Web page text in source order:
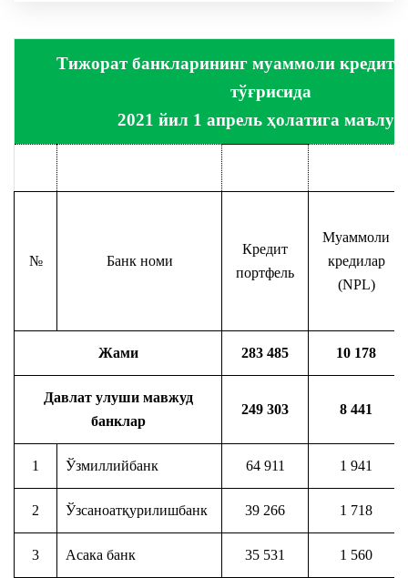
Тижорат банкларининг муаммоли
тўғрисида
2021 йил 1 апрель ҳолатига
№ Банк номи
Кредит
портфель
Муаммоли
кредилар
(NPL)
Жами 283 485 10 178
Давлат улуши мавжуд
банклар
249 303 8 441
1 Ўзмиллийбанк 64 911 1 941
2 Ўзсаноатқурилишбанк 39 266 1 718
3 Асака банк 35 531 1 560